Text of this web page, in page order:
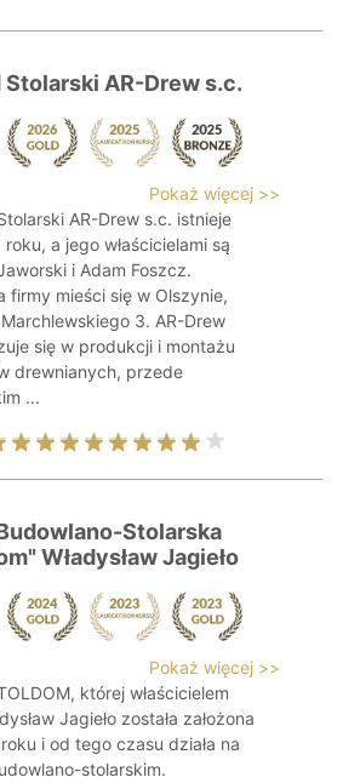
Stolarski AR-Drew s.c.
Pokaż więcej >>
AR-Drew s.c. istnieje
a jego właścicielami są
i Adam Foszcz.
firmy mieści się w Olszynie,
3. AR-Drew
się w produkcji i montażu
drewnianych, przede
...
Stolarska
Władysław Jagieło
Pokaż więcej >>
której właścicielem
Jagieło została założona
i od tego czasu działa na
stolarskim.